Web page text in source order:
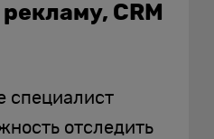
CRM
специалист
отследить